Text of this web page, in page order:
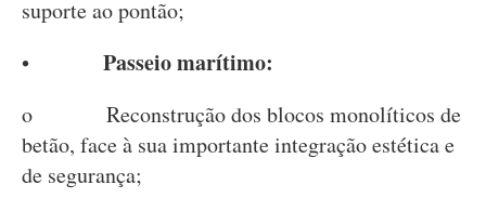
suporte ao pontão;
• Passeio marítimo:
o Reconstrução dos blocos monolíticos de
betão, face à sua importante integração estética e
de segurança;